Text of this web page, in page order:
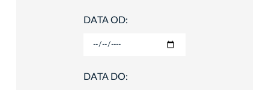
DATA OD:
DATA DO: